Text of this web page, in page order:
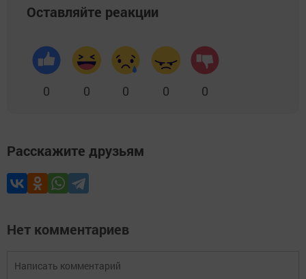
Оставляйте реакции
0 0 0 0 0
Расскажите друзьям
Нет комментариев